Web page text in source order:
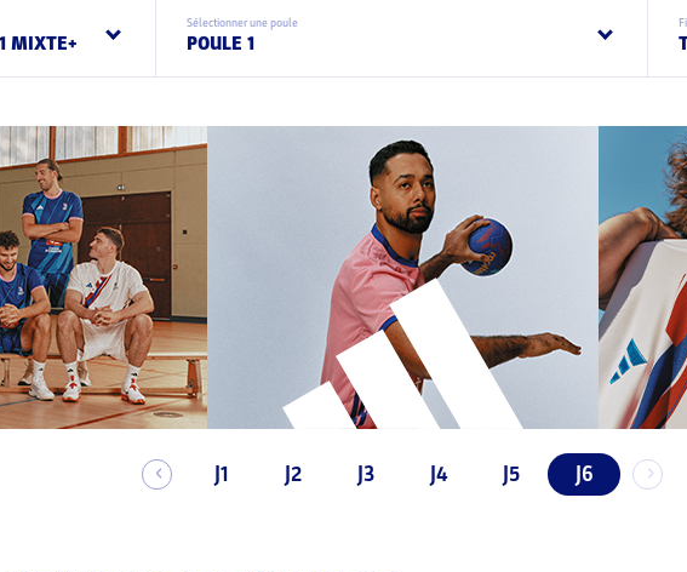
MIXTE+
Sélectionner une poule
POULE 1
J1 J2 J3 J4 J5 J6